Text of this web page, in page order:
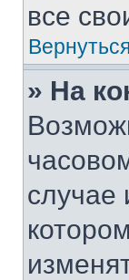
все
» На
случае